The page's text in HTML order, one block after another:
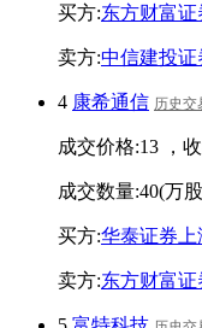
买方:东方财富
卖方:中信建投
4 康希通信 历史交
成交价格:13 ，
成交数量:40(万
买方:华泰证券
卖方:东方财富